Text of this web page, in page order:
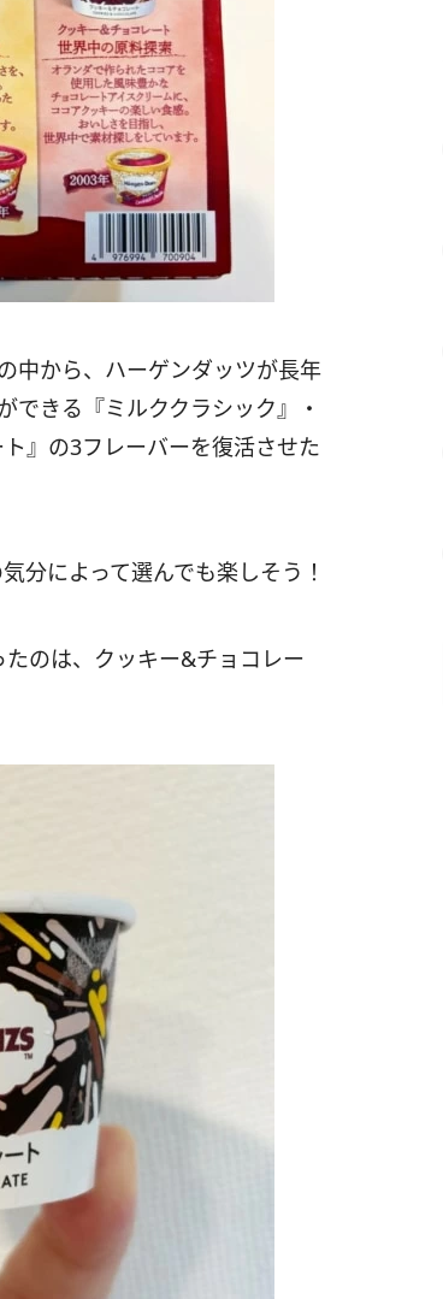
中から、ハーゲンダッツが長年
できる『ミルククラシック』・
』の3フレーバーを復活させた
分によって選んでも楽しそう！
のは、クッキー&チョコレー